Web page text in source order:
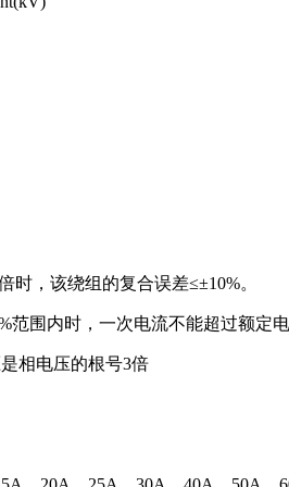
时，该绕组的复合误差≤±10%。
范围内时，一次电流不能超过额定
相电压的根号3倍